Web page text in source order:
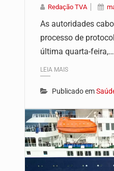
Redação TVA
As autoridades
processo de
última quarta-feira,…
LEIA MAIS
Publicado em